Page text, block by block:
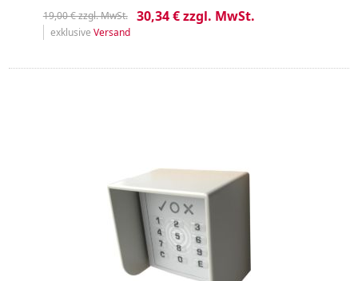
19,00 € zzgl. MwSt. 30,34 € zzgl. MwSt.
exklusive Versand